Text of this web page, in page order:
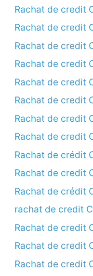
Rachat de credit
Rachat de credit
Rachat de credit
Rachat de credit
Rachat de credit
Rachat de credit
Rachat de credit
Rachat de credit
Rachat de crédit
Rachat de credit
Rachat de crédit
rachat de credit
Rachat de credit
Rachat de credit
Rachat de credit